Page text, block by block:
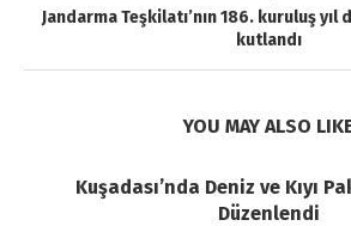
Jandarma Teşkilatı’nın 186. kuruluş
kutlandı
YOU MAY ALSO
Kuşadası’nda Deniz ve Kıyı
Düzenlendi